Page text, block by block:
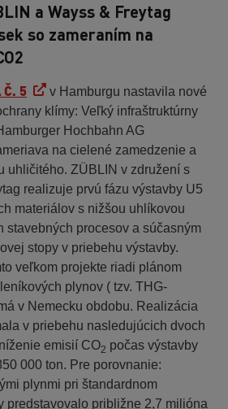
a Wayss & Freytag
so zameraním na
Č. 5
v Hamburgu nastavila nové
klímy: Veľký infraštruktúrny
Hochbahn AG
na cielené zamedzenie a
uhličitého. ZÜBLIN v združení s
realizuje prvú fázu výstavby U5
materiálov s nižšou uhlíkovou
stavebných procesov a súčasným
stopy v priebehu výstavby.
veľkom projekte riadi plánom
plynov ( tzv. THG-
v Nemecku obdobu. Realizácia
v priebehu nasledujúcich dvoch
emisií CO2 počas výstavby
000 ton. Pre porovnanie:
plynmi pri štandardnom
predstavovalo približne 2,7 milióna